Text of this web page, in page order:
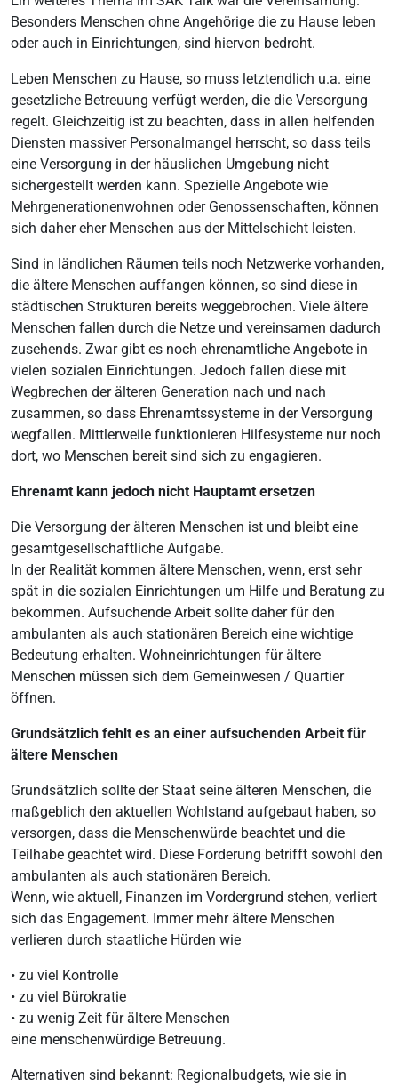
Besonders Menschen ohne Angehörige die zu Hause leben
oder auch in Einrichtungen, sind hiervon bedroht.
Leben Menschen zu Hause, so muss letztendlich u.a. eine
gesetzliche Betreuung verfügt werden, die die Versorgung
regelt. Gleichzeitig ist zu beachten, dass in allen helfenden
Diensten massiver Personalmangel herrscht, so dass teils
eine Versorgung in der häuslichen Umgebung nicht
sichergestellt werden kann. Spezielle Angebote wie
Mehrgenerationenwohnen oder Genossenschaften, können
sich daher eher Menschen aus der Mittelschicht leisten.
Sind in ländlichen Räumen teils noch Netzwerke vorhanden,
die ältere Menschen auffangen können, so sind diese in
städtischen Strukturen bereits weggebrochen. Viele ältere
Menschen fallen durch die Netze und vereinsamen dadurch
zusehends. Zwar gibt es noch ehrenamtliche Angebote in
vielen sozialen Einrichtungen. Jedoch fallen diese mit
Wegbrechen der älteren Generation nach und nach
zusammen, so dass Ehrenamtssysteme in der Versorgung
wegfallen. Mittlerweile funktionieren Hilfesysteme nur noch
dort, wo Menschen bereit sind sich zu engagieren.
Ehrenamt kann jedoch nicht Hauptamt ersetzen
Die Versorgung der älteren Menschen ist und bleibt eine
gesamtgesellschaftliche Aufgabe.
In der Realität kommen ältere Menschen, wenn, erst sehr
spät in die sozialen Einrichtungen um Hilfe und Beratung zu
bekommen. Aufsuchende Arbeit sollte daher für den
ambulanten als auch stationären Bereich eine wichtige
Bedeutung erhalten. Wohneinrichtungen für ältere
Menschen müssen sich dem Gemeinwesen / Quartier
öffnen.
Grundsätzlich fehlt es an einer aufsuchenden Arbeit für
ältere Menschen
Grundsätzlich sollte der Staat seine älteren Menschen, die
maßgeblich den aktuellen Wohlstand aufgebaut haben, so
versorgen, dass die Menschenwürde beachtet und die
Teilhabe geachtet wird. Diese Forderung betrifft sowohl den
ambulanten als auch stationären Bereich.
Wenn, wie aktuell, Finanzen im Vordergrund stehen, verliert
sich das Engagement. Immer mehr ältere Menschen
verlieren durch staatliche Hürden wie
• zu viel Kontrolle
• zu viel Bürokratie
• zu wenig Zeit für ältere Menschen
eine menschenwürdige Betreuung.
Alternativen sind bekannt: Regionalbudgets, wie sie in